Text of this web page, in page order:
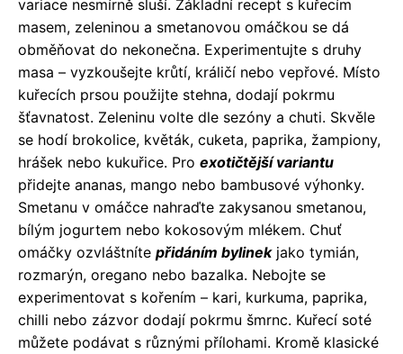
variace nesmírně sluší. Základní recept s kuřecím
masem, zeleninou a smetanovou omáčkou se dá
obměňovat do nekonečna. Experimentujte s druhy
masa – vyzkoušejte krůtí, králičí nebo vepřové. Místo
kuřecích prsou použijte stehna, dodají pokrmu
šťavnatost. Zeleninu volte dle sezóny a chuti. Skvěle
se hodí brokolice, květák, cuketa, paprika, žampiony,
hrášek nebo kukuřice. Pro exotičtější variantu
přidejte ananas, mango nebo bambusové výhonky.
Smetanu v omáčce nahraďte zakysanou smetanou,
bílým jogurtem nebo kokosovým mlékem. Chuť
omáčky ozvláštníte přidáním bylinekjako tymián,
rozmarýn, oregano nebo bazalka. Nebojte se
experimentovat s kořením – kari, kurkuma, paprika,
chilli nebo zázvor dodají pokrmu šmrnc. Kuřecí soté
můžete podávat s různými přílohami. Kromě klasické